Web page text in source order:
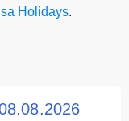
Holidays.